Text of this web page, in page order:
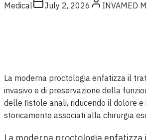
Medical July 2, 2026 INVAMED
La moderna proctologia enfatizza il
invasivo e di preservazione della
delle fistole anali, riducendo il dolore e
storicamente associati alla chirurgia
La moderna proctologia